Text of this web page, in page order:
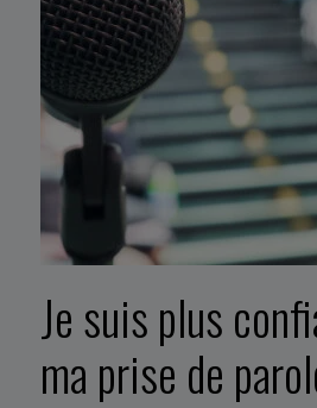
Je suis plus
ma prise de